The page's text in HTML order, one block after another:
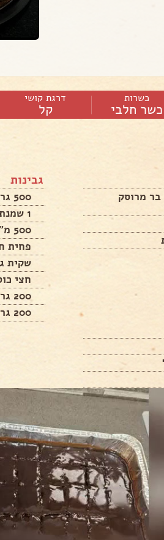
כשרות
כשר חלבי
דרגת קושי
קל
בר מרוסק
גבינות
500 גרם גבינה לבנה
1 שמנת חמוצה
500 מ"ל שמנת מתוקה
פחית
שקית
חצי
200 גרם שוקולד לבן
200 גרם שוקולד מריר